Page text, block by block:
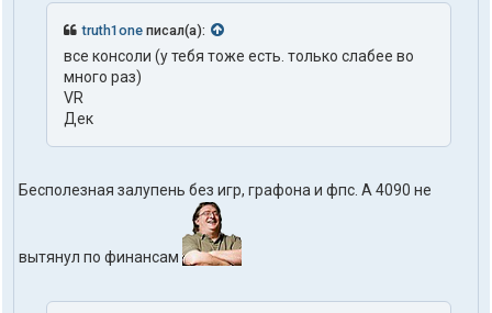
truth1one писал(а):
все консоли (у тебя тоже есть. только слабее во
много раз)
VR
Дек
Бесполезная залупень без игр, графона и фпс. А 4090 не
вытянул по финансам